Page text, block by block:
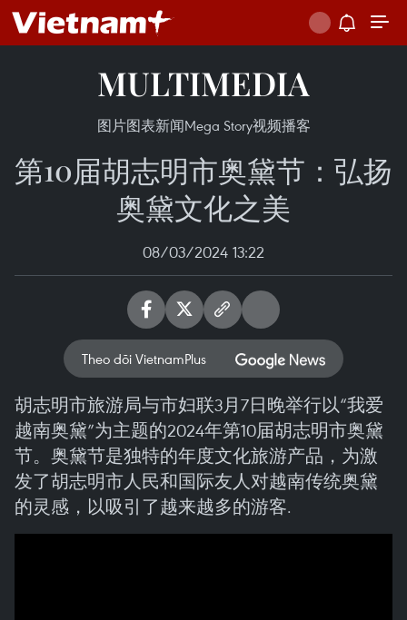
MULTIMEDIA
图片图表新闻Mega Story视频播客
第10届胡志明市奥黛节：弘扬
奥黛文化之美
08/03/2024 13:22
Theo dõi VietnamPlus
胡志明市旅游局与市妇联3月7日晚举行以“我爱
越南奥黛”为主题的2024年第10届胡志明市奥黛
节。奥黛节是独特的年度文化旅游产品，为激
发了胡志明市人民和国际友人对越南传统奥黛
的灵感，以吸引了越来越多的游客.